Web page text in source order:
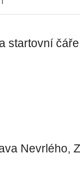
startovní čáře
Nevrlého,